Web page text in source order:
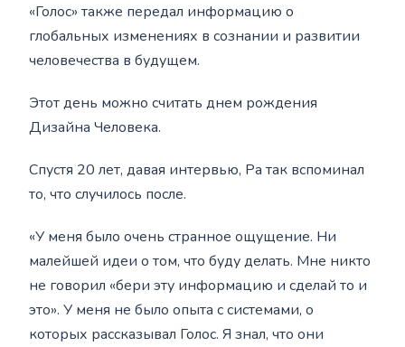
«Голос» также передал информацию о
глобальных изменениях в сознании и развитии
человечества в будущем.
Этот день можно считать днем рождения
Дизайна Человека.
Спустя 20 лет, давая интервью, Ра так вспоминал
то, что случилось после.
«У меня было очень странное ощущение. Ни
малейшей идеи о том, что буду делать. Мне никто
не говорил «бери эту информацию и сделай то и
это». У меня не было опыта с системами, о
которых рассказывал Голос. Я знал, что они